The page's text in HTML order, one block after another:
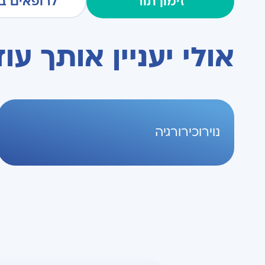
אולי יעניין אותך
נוירוכירורגיה